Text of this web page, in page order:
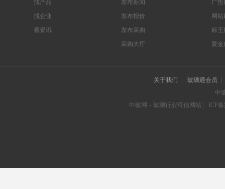
找产品
找企业
看资讯
发布新闻
发布报价
发布采购
采购大厅
广告
网
标王
黄金
关于我们
玻璃通会员
中
中玻网－玻璃行业可信网站
ICP